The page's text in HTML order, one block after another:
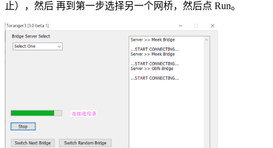
止），然后 再到第一步选择另一个网桥，然后点 Run。